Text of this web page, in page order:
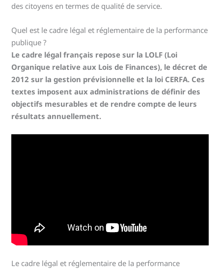
des citoyens en termes de qualité de service.
Quel est le cadre légal et réglementaire de la performance
publique ?
Le cadre légal français repose sur la LOLF (Loi
Organique relative aux Lois de Finances), le décret de
2012 sur la gestion prévisionnelle et la loi CERFA. Ces
textes imposent aux administrations de définir des
objectifs mesurables et de rendre compte de leurs
résultats annuellement.
Le cadre légal et réglementaire de la performance